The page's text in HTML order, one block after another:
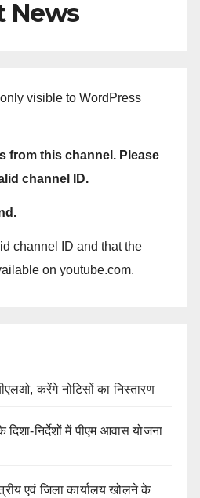
News
visible to WordPress
from this channel. Please
channel ID.
channel ID and that the
on youtube.com.
करेंगे नोटिसों का निस्तारण
निर्देशों में पीएम आवास योजना
एवं जिला कार्यालय खोलने के